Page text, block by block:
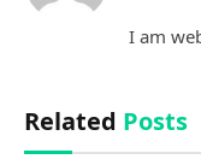
I am
Related Posts